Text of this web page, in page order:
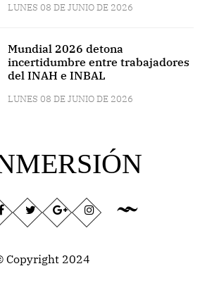
LUNES 08 DE JUNIO DE 2026
Mundial 2026 detona
incertidumbre entre trabajadores
del INAH e INBAL
LUNES 08 DE JUNIO DE 2026
Copyright 2024